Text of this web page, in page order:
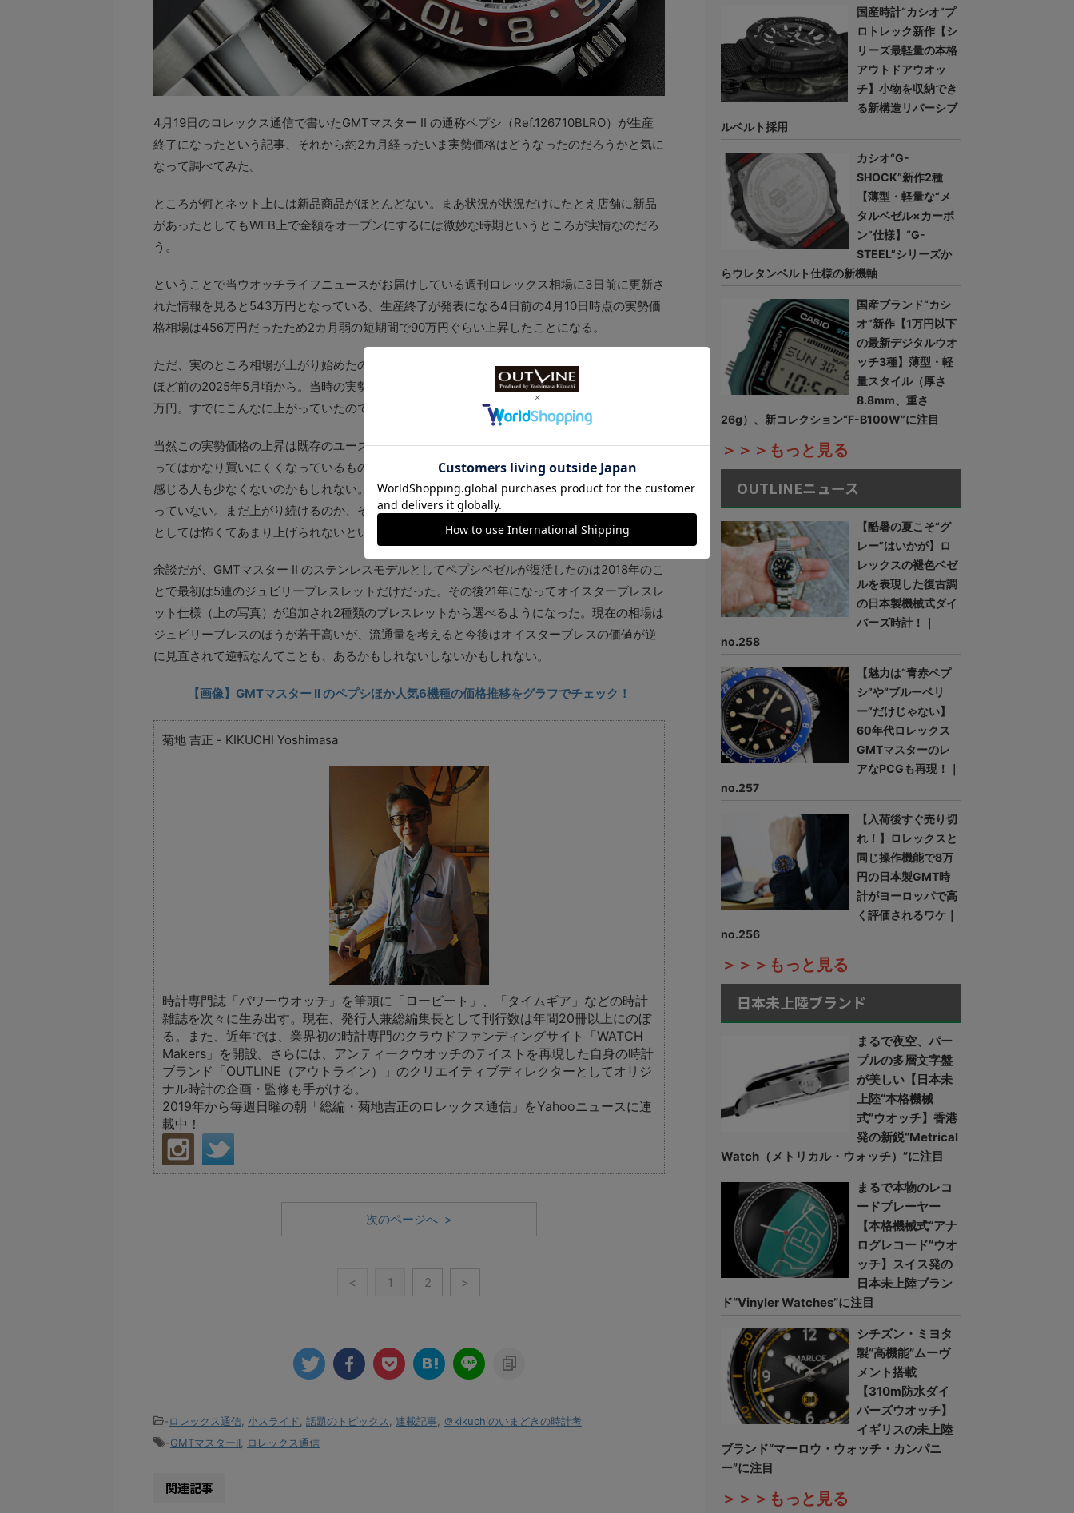
4月19日のロレックス通信で書いたGMTマスター II の通称ペプシ（Ref.126710BLRO）が生産
終了になったという記事、それから約2カ月経ったいま実勢価格はどうなったのだろうかと気に
なって調べてみた。
ところが何とネット上には新品商品がほとんどない。まあ状況が状況だけにたとえ店舗に新品
があったとしてもWEB上で金額をオープンにするには微妙な時期というところが実情なのだろ
う。
ということで当ウオッチライフニュースがお届けしている週刊ロレックス相場に3日前に更新さ
れた情報を見ると543万円となっている。生産終了が発表になる4日前の4月10日時点の実勢価
格相場は456万円だったため2カ月弱の短期間で90万円ぐらい上昇したことになる。
ただ、実のところ相場が上がり始めたのは生産終了が発表されてからではなく、それよりも1年
ほど前の2025年5月頃から。当時の実勢価格相場が355万円だったことを考えるとその差は100
万円。すでにこんなに上がっていたのである。
当然この実勢価格の上昇は既存のユーズド品にも影響した。そのため購入を考えている人にと
ってはかなり買いにくくなっているものの、その一方で買取店に売る人にとってはメリットを
感じる人も少なくないのかもしれない。ただ、買取価格については高騰した実勢価格ほど上が
っていない。まだ上がり続けるのか、それともピークアウトするのかが見えないため、買取店
としては怖くてあまり上げられないというのが正直なところなのだろう。
余談だが、GMTマスター II のステンレスモデルとしてペプシベゼルが復活したのは2018年のこ
とで最初は5連のジュビリーブレスレットだけだった。その後21年になってオイスターブレスレ
ット仕様（上の写真）が追加され2種類のブレスレットから選べるようになった。現在の相場は
ジュビリーブレスのほうが若干高いが、流通量を考えると今後はオイスターブレスの価値が逆
に見直されて逆転なんてことも、あるかもしれないしないかもしれない。
【画像】GMTマスター II のペプシほか人気6機種の価格推移をグラフでチェック！
菊地 吉正 - KIKUCHI Yoshimasa
時計専門誌「パワーウオッチ」を筆頭に「ロービート」、「タイムギア」などの時計
雑誌を次々に生み出す。現在、発行人兼総編集長として刊行数は年間20冊以上にのぼ
る。また、近年では、業界初の時計専門のクラウドファンディングサイト「WATCH
Makers」を開設。さらには、アンティークウオッチのテイストを再現した自身の時計
ブランド「OUTLINE（アウトライン）」のクリエイティブディレクターとしてオリジ
ナル時計の企画・監修も手がける。
2019年から毎週日曜の朝「総編・菊地吉正のロレックス通信」をYahooニュースに連
載中！
次のページへ >
< 1 2 >
-ロレックス通信 小スライド 話題のトピックス 連載記事
＠kikuchiのいまどきの時計考
-GMTマスターII ロレックス通信
関連記事
国産時計“カシオ”プ
ロトレック新作【シ
リーズ最軽量の本格
アウトドアウオッ
チ】小物を収納でき
る新構造リバーシブ
ルベルト採用
カシオ“G-
SHOCK”新作2種
【薄型・軽量な“メ
タルベゼル×カーボ
ン”仕様】“G-
STEEL”シリーズか
らウレタンベルト仕様の新機軸
国産ブランド“カシ
オ”新作【1万円以下
の最新デジタルウオ
ッチ3種】薄型・軽
量スタイル（厚さ
8.8mm、重さ
26g）、新コレクション“F-B100W”に注目
＞＞＞もっと見る
OUTLINEニュース
【酷暑の夏こそ“グ
レー”はいかが】ロ
レックスの褪色ベゼ
ルを表現した復古調
の日本製機械式ダイ
バーズ時計！｜
no.258
【魅力は“青赤ペプ
シ”や“ブルーベリ
ー”だけじゃない】
60年代ロレックス
GMTマスターのレ
アなPCGも再現！｜
no.257
【入荷後すぐ売り切
れ！】ロレックスと
同じ操作機能で8万
円の日本製GMT時
計がヨーロッパで高
く評価されるワケ｜
no.256
＞＞＞もっと見る
日本未上陸ブランド
まるで夜空、パー
プルの多層文字盤
が美しい【日本未
上陸“本格機械
式”ウオッチ】香港
発の新鋭“Metrical
Watch（メトリカル・ウォッチ）”に注目
まるで本物のレコ
ードプレーヤー
【本格機械式“アナ
ログレコード”ウオ
ッチ】スイス発の
日本未上陸ブラン
ド“Vinyler Watches”に注目
シチズン・ミヨタ
製“高機能”ムーヴ
メント搭載
【310m防水ダイ
バーズウオッチ】
イギリスの未上陸
ブランド“マーロウ・ウォッチ・カンパニ
ー”に注目
＞＞＞もっと見る